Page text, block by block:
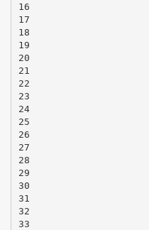
16
17
18
19
20
21
22
23
24
25
26
27
28
29
30
31
32
33